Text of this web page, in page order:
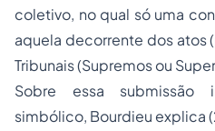
coletivo, no qual só uma
aquela decorrente dos atos
Tribunais (Supremos ou
Sobre essa submissão
simbólico, Bourdieu explica